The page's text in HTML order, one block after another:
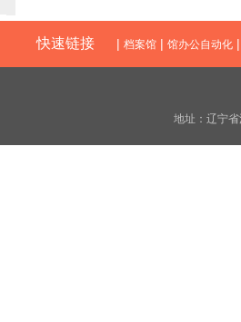
快速链接 | 档案馆 | 馆办公自动化
地址：辽宁